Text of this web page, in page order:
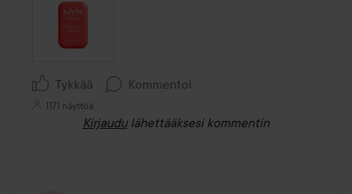
Tykkää Kommentoi
1171 näyttöä
Kirjaudu lähettääksesi kommentin